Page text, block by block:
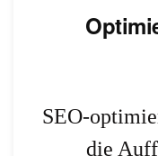
SEO-
die